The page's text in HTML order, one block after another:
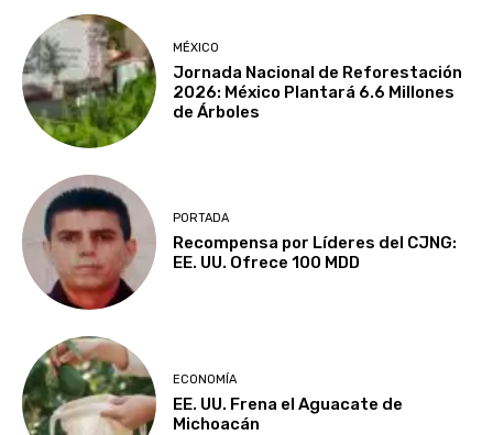
MÉXICO
Jornada Nacional de Reforestación
2026: México Plantará 6.6 Millones
de Árboles
PORTADA
Recompensa por Líderes del CJNG:
EE. UU. Ofrece 100 MDD
ECONOMÍA
EE. UU. Frena el Aguacate de
Michoacán